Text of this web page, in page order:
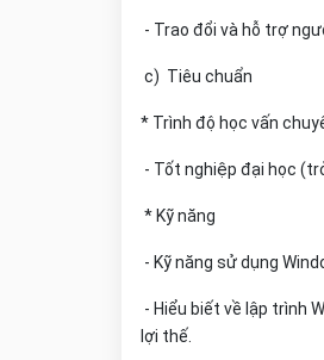
- Trao đổi và hỗ trợ
c) Tiêu chuẩn
* Trình độ học vấn
- Tốt nghiệp đại học
* Kỹ năng
- Kỹ năng sử dụng
- Hiểu biết về lập trình
lợi thế.